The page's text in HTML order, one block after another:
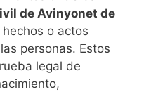
de Avinyonet de
o actos
personas. Estos
legal de